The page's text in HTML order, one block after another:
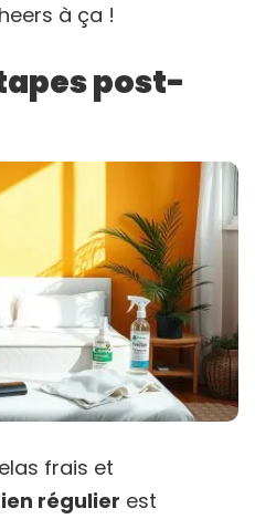
à ça !
post-
frais et
régulier est